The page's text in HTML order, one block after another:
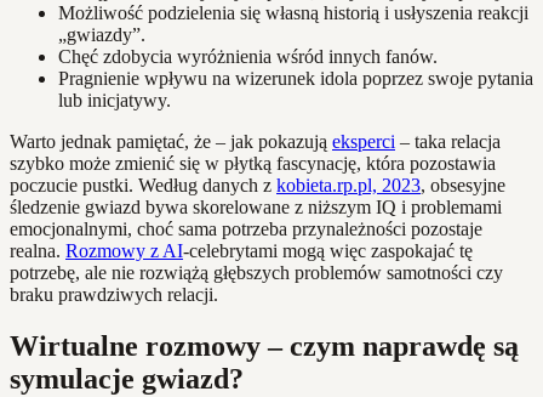
Możliwość podzielenia się własną historią i usłyszenia reakcji
„gwiazdy”.
Chęć zdobycia wyróżnienia wśród innych fanów.
Pragnienie wpływu na wizerunek idola poprzez swoje pytania
lub inicjatywy.
Warto jednak pamiętać, że – jak pokazują eksperci – taka relacja
szybko może zmienić się w płytką fascynację, która pozostawia
poczucie pustki. Według danych z kobieta.rp.pl, 2023, obsesyjne
śledzenie gwiazd bywa skorelowane z niższym IQ i problemami
emocjonalnymi, choć sama potrzeba przynależności pozostaje
realna. Rozmowy z AI-celebrytami mogą więc zaspokajać tę
potrzebę, ale nie rozwiążą głębszych problemów samotności czy
braku prawdziwych relacji.
Wirtualne rozmowy – czym naprawdę są
symulacje gwiazd?